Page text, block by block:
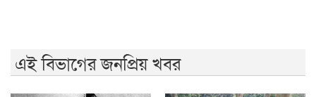
এই বিভাগের জনপ্রিয় খবর